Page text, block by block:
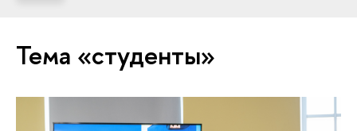
Тема «студенты»